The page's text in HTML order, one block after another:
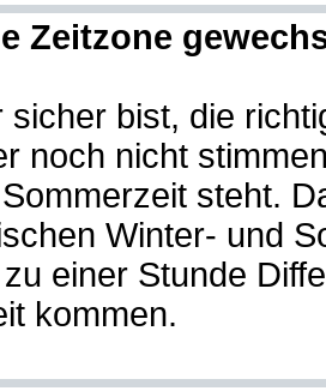
Zeitzone
sicher bist, die
noch nicht
steht.
Winter- und
einer Stunde
kommen.